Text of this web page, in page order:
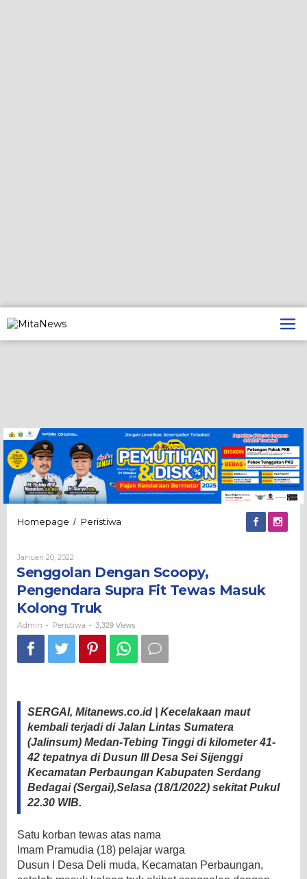
ke
konten
Homepage / Peristiwa
Supra
Fit
Tewas
Truk
Januari 20, 2022
Admin
Senggolan Dengan Scoopy,
Pengendara Supra Fit Tewas Masuk
Kolong Truk
Admin - Peristiwa - 3,329 Views
SERGAI, Mitanews.co.id | Kecelakaan maut
kembali terjadi di Jalan Lintas Sumatera
(Jalinsum) Medan-Tebing Tinggi di kilometer 41-
42 tepatnya di Dusun III Desa Sei Sijenggi
Kecamatan Perbaungan Kabupaten Serdang
Bedagai (Sergai),Selasa (18/1/2022) sekitat Pukul
22.30 WIB.
Satu korban tewas atas nama
Imam Pramudia (18) pelajar warga
Dusun I Desa Deli muda, Kecamatan Perbaungan,